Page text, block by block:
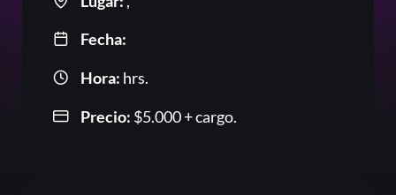
Fecha:
Hora: hrs.
Precio: $5.000+ cargo.